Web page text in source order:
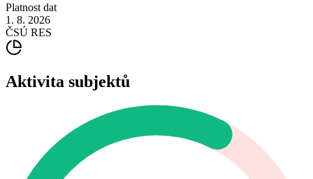
Platnost dat
1. 8. 2026
ČSÚ RES
Aktivita subjektů